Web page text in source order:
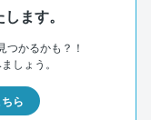
ます。
かるかも？！
しょう。
ら